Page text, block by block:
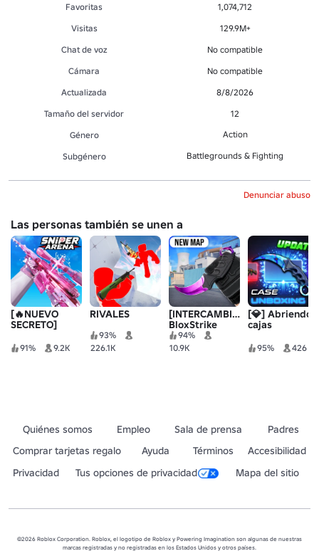
Favoritas
1,074,712
Visitas
129.9M+
Chat de voz
No compatible
Cámara
No compatible
Actualizada
8/8/2026
Tamaño del servidor
12
Género
Action
Subgénero Battlegrounds & Fighting
Denunciar abuso
Las personas también se unen a
[🔥NUEVO
SECRETO]
91% 9.2K
RIVALES
93%
226.1K
[INTERCAMBIOS]
BloxStrike
94%
10.9K
[💎] Abriendo
cajas
95% 426
Quiénes somos Empleo Sala de prensa
Padres
Comprar tarjetas regalo
Ayuda Términos
Accesibilidad
Privacidad
Tus opciones de privacidad Mapa del sitio
©2026 Roblox Corporation. Roblox, el logotipo de Roblox y Powering Imagination son algunas de nuestras
marcas registradas y no registradas en los Estados Unidos y otros países.